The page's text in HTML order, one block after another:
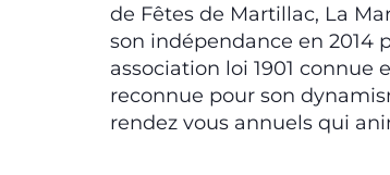
de Fêtes de Martillac, La
son indépendance en 2014
association loi 1901 connue
reconnue pour son
rendez vous annuels qui